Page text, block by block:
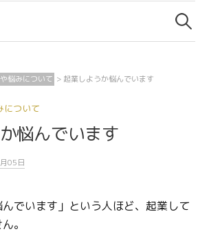
検
索:
悩みについて > 起業しようか悩んでいます
について
悩んでいます
05日
んでいます」という人ほど、起業して
。